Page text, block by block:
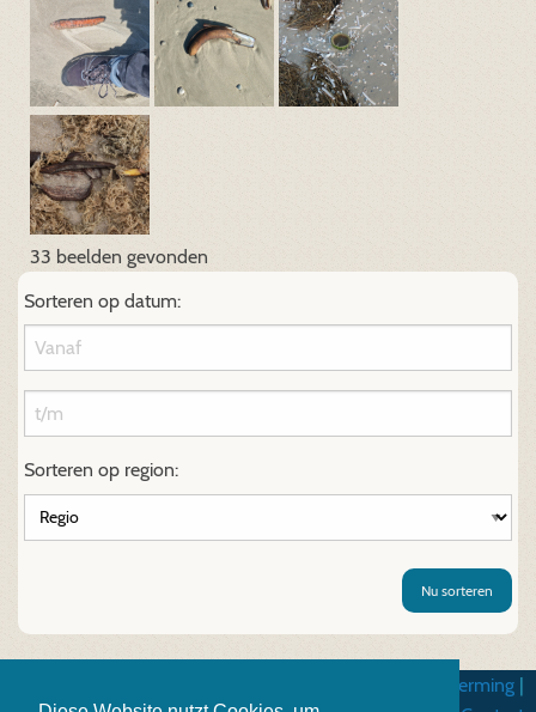
33 beelden gevonden
Sorteren op datum:
Sorteren op region:
Nu sorteren
Gegevensbescherming |